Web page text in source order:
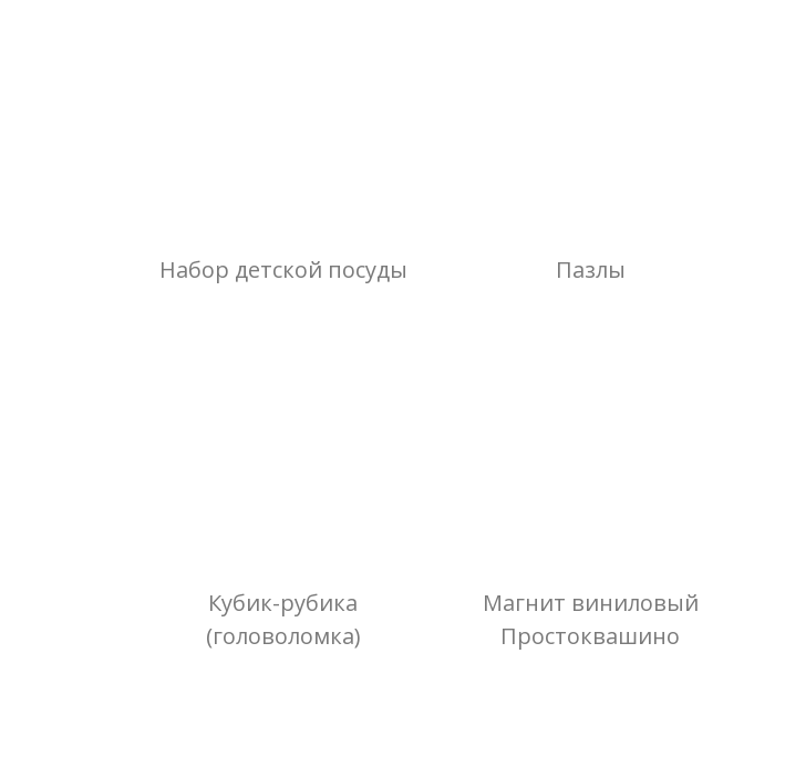
Набор детской посуды Пазлы
Кубик-рубика
(головоломка)
Магнит виниловый
Простоквашино